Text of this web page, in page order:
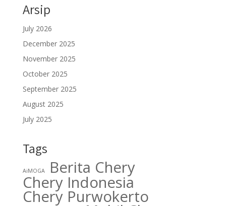
Arsip
July 2026
December 2025
November 2025
October 2025
September 2025
August 2025
July 2025
Tags
AiMOGA Berita Chery
Chery Indonesia
Chery Purwokerto